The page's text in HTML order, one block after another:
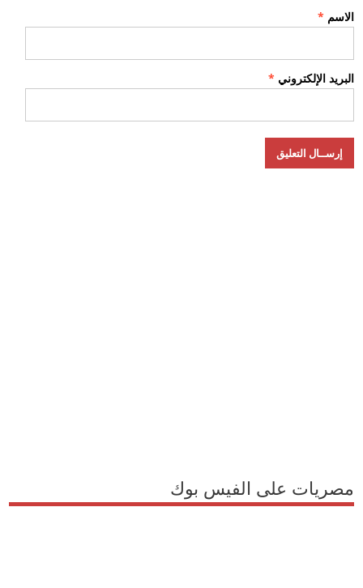
الاسم *
البريد الإلكتروني *
مصريات على الفيس بوك